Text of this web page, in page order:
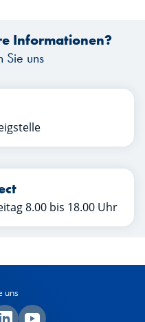
Sie mehr in
Informationen?
Sie uns
8.00 bis 18.00 Uhr
uns